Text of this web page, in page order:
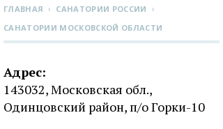
ГЛАВНАЯ › САНАТОРИИ РОССИИ ›
CАНАТОРИИ МОСКОВСКОЙ ОБЛАСТИ
Адрес:
143032, Московская обл.,
Одинцовский район, п/о Горки-10